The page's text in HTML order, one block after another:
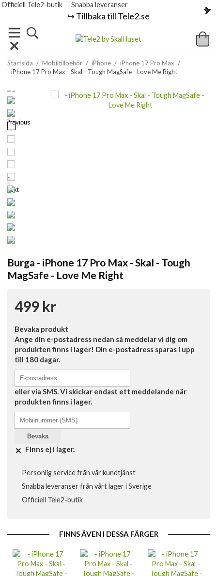
Officiell Tele2-butik Snabba leveranser
↪️ Tillbaka till Tele2.se
Startsida / Mobiltillbehör / iPhone / iPhone 17 Pro Max /
- iPhone 17 Pro Max - Skal - Tough MagSafe - Love Me Right
Previous
Next
Burga - iPhone 17 Pro Max - Skal - Tough
MagSafe - Love Me Right
499 kr
Bevaka produkt
Ange din e-postadress nedan så meddelar vi dig om
produkten finns i lager! Din e-postadress sparas i upp
till 180 dagar.
eller via SMS. Vi skickar endast ett meddelande när
produkten finns i lager.
Bevaka
Finns ej i lager.
Personlig service från vår kundtjänst
Snabba leveranser från vårt lager i Sverige
Officiell Tele2-butik
FINNS ÄVEN I DESSA FÄRGER